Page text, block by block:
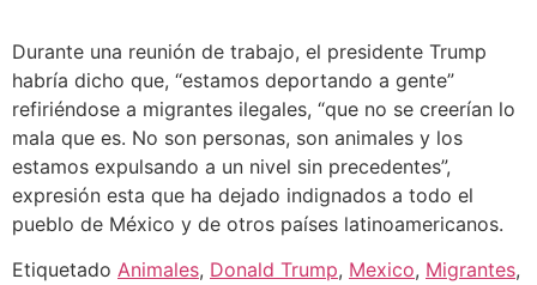
Durante una reunión de trabajo, el presidente Trump
habría dicho que, “estamos deportando a gente”
refiriéndose a migrantes ilegales, “que no se creerían lo
mala que es. No son personas, son animales y los
estamos expulsando a un nivel sin precedentes”,
expresión esta que ha dejado indignados a todo el
pueblo de México y de otros países latinoamericanos.
Etiquetado Animales, Donald Trump, Mexico, Migrantes,